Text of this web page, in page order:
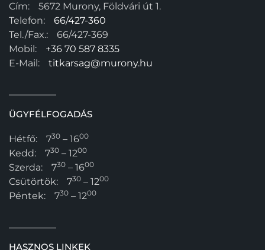
Cím:
5672 Murony, Földvári út 1.
Telefon:
66/427-360
Tel./Fax.:
66/427-369
Mobil:
+36 70 587 8335
E-Mail:
titkarsag@murony.hu
ÜGYFÉLFOGADÁS
Hétfő: 730 – 1600
Kedd: 730 – 1200
Szerda: 730 – 1600
Csütörtök: 730 – 1200
Péntek: 730 – 1200
HASZNOS LINKEK